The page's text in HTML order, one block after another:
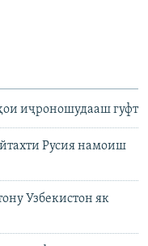
иҷроношудааш гуфт
Русия намоиш
Узбекистон як